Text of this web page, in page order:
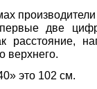
две
расстояние,
верхнего.
это 102 см.